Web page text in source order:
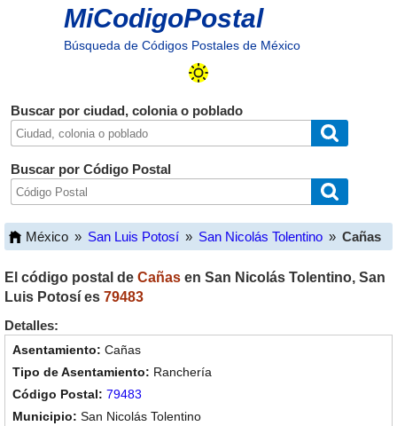
MiCodigoPostal
Búsqueda de Códigos Postales de México
Buscar por ciudad, colonia o poblado
Buscar por Código Postal
México » San Luis Potosí » San Nicolás Tolentino » Cañas
El código postal de Cañas en San Nicolás Tolentino, San
Luis Potosí es 79483
Detalles:
Cañas
Ranchería
79483
San Nicolás Tolentino